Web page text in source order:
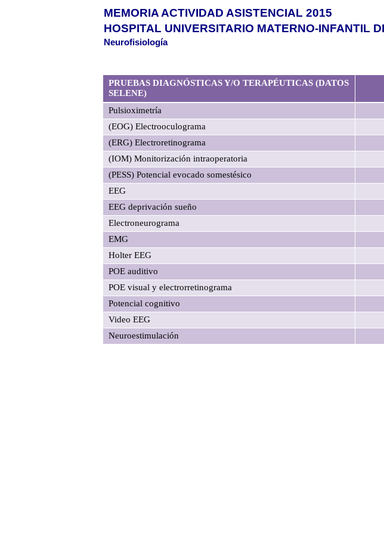
MEMORIA ACTIVIDAD ASISTENCIAL 2015
HOSPITAL UNIVERSITARIO MATERNO-INFANTIL
Neurofisiología
PRUEBAS DIAGNÓSTICAS Y/O TERAPÉUTICAS (DATOS
SELENE)
Pulsioximetría
(EOG) Electrooculograma
(ERG) Electroretinograma
(IOM) Monitorización intraoperatoria
(PESS) Potencial evocado somestésico
EEG
EEG deprivación sueño
Electroneurograma
EMG
Holter EEG
POE auditivo
POE visual y electrorretinograma
Potencial cognitivo
Video EEG
Neuroestimulación